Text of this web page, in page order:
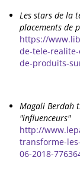
Les stars de la
placements de
https://
de-tele-
de-produits-
Magali Berdah
"influenceurs"
http://
transforme-
06-2018-